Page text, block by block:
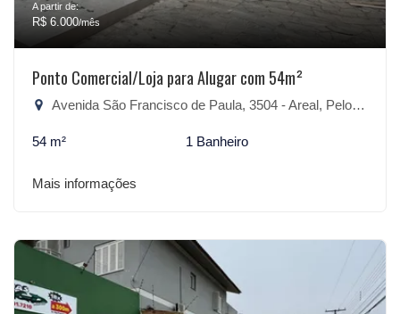
A partir de:
R$ 6.000/mês
Ponto Comercial/Loja para Alugar com 54m²
Avenida São Francisco de Paula, 3504 - Areal, Pelotas-RS
54 m² 1 Banheiro
Mais informações